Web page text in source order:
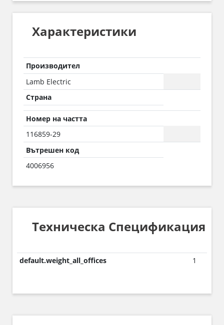
Характеристики
Производител
Lamb Electric
Страна
Номер на частта
116859-29
Вътрешен код
4006956
Техническа Спецификация
default.weight_all_offices 1